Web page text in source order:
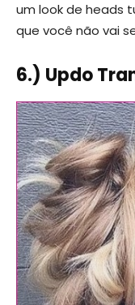
um look de heads
que você não vai
6.) Updo